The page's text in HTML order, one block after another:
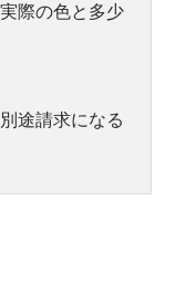
際の色と多少
途請求になる